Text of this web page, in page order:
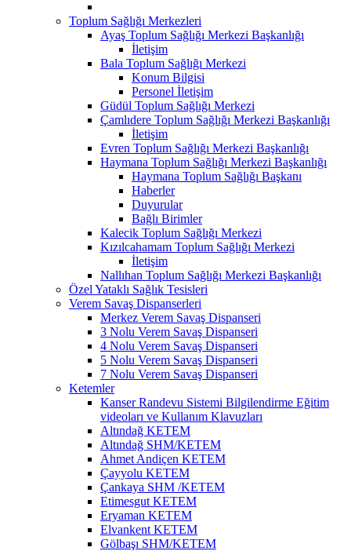
Toplum Sağlığı Merkezleri
Ayaş Toplum Sağlığı Merkezi Başkanlığı
İletişim
Bala Toplum Sağlığı Merkezi
Konum Bilgisi
Personel İletişim
Güdül Toplum Sağlığı Merkezi
Çamlıdere Toplum Sağlığı Merkezi Başkanlığı
İletişim
Evren Toplum Sağlığı Merkezi Başkanlığı
Haymana Toplum Sağlığı Merkezi Başkanlığı
Haymana Toplum Sağlığı Başkanı
Haberler
Duyurular
Bağlı Birimler
Kalecik Toplum Sağlığı Merkezi
Kızılcahamam Toplum Sağlığı Merkezi
İletişim
Nallıhan Toplum Sağlığı Merkezi Başkanlığı
Özel Yataklı Sağlık Tesisleri
Verem Savaş Dispanserleri
Merkez Verem Savaş Dispanseri
3 Nolu Verem Savaş Dispanseri
4 Nolu Verem Savaş Dispanseri
5 Nolu Verem Savaş Dispanseri
7 Nolu Verem Savaş Dispanseri
Ketemler
Kanser Randevu Sistemi Bilgilendirme Eğitim
videoları ve Kullanım Klavuzları
Altındağ KETEM
Altındağ SHM/KETEM
Ahmet Andiçen KETEM
Çayyolu KETEM
Çankaya SHM /KETEM
Etimesgut KETEM
Eryaman KETEM
Elvankent KETEM
Gölbaşı SHM/KETEM